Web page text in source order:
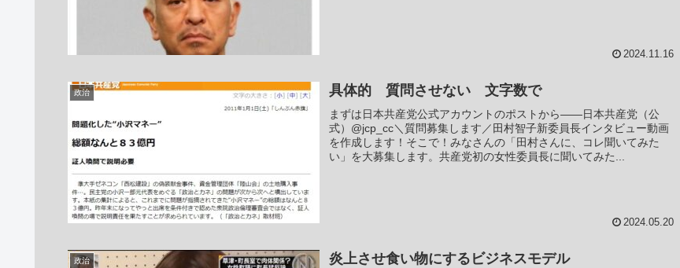
2024.11.16
政治 具体的 質問させない 文字数で
まずは日本共産党公式アカウントのポストから――日本共産党（公
式）@jcp_cc＼質問募集します／田村智子新委員長インタビュー動画
を作成します！そこで！みなさんの「田村さんに、コレ聞いてみた
い」を大募集します。共産党初の女性委員長に聞いてみた...
2024.05.20
政治 炎上させ食い物にするビジネスモデル